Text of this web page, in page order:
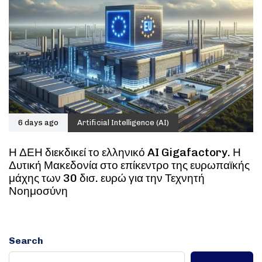
6 days ago Artificial Intelligence (AI)
Η ΔΕΗ διεκδικεί το ελληνικό AI Gigafactory. Η
Δυτική Μακεδονία στο επίκεντρο της ευρωπαϊκής
μάχης των 30 δισ. ευρώ για την Τεχνητή
Νοημοσύνη
Search